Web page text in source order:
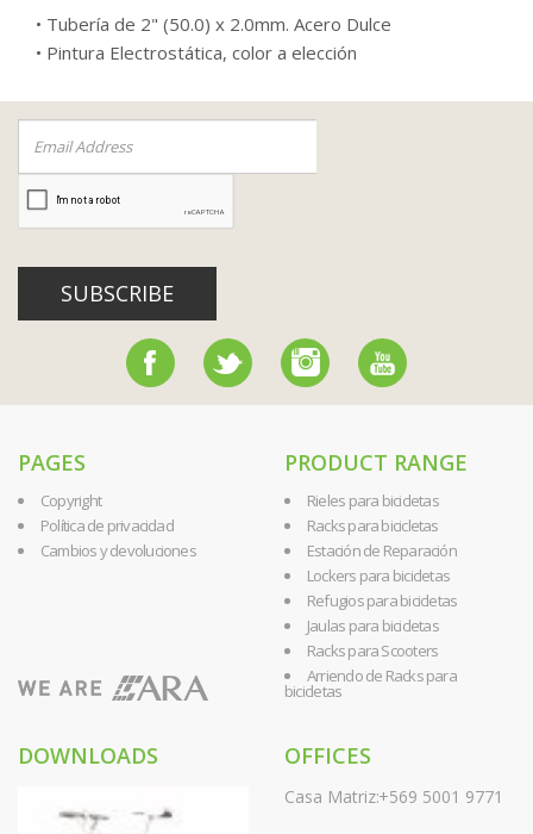
• Tubería de 2" (50.0) x 2.0mm. Acero Dulce
• Pintura Electrostática, color a elección
SUBSCRIBE
PAGES
Copyright
Política de privacidad
Cambios y devoluciones
PRODUCT RANGE
Rieles para bicicletas
Racks para bicicletas
Estación de Reparación
Lockers para bicicletas
Refugios para bicicletas
Jaulas para bicicletas
Racks para Scooters
Arriendo de Racks para
bicicletas
DOWNLOADS OFFICES
Casa Matriz:+569 5001 9771